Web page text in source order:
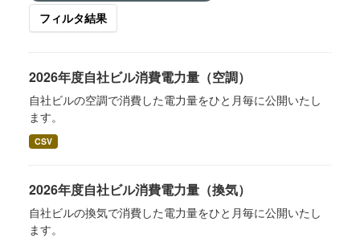
フィルタ結果
2026年度自社ビル消費電力量（空調）
自社ビルの空調で消費した電力量をひと月毎に公開いたし
ます。
CSV
2026年度自社ビル消費電力量（換気）
自社ビルの換気で消費した電力量をひと月毎に公開いたし
ます。